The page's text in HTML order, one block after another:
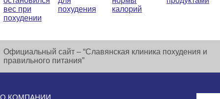
вес при
похудении
похудения
калорий
Официальный сайт – “Славянская клиника похудения и
правильного питания”
О КОМПАНИИ